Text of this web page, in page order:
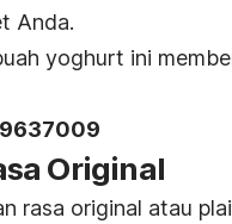
Anda.
yoghurt ini
Original
rasa original atau